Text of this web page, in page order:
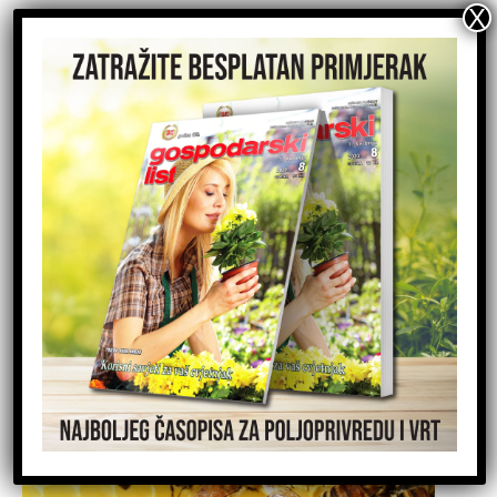
NOVE OBJAVE
Podsjetnik o rokovima za podnošenje Zahtjeva za isplatu u
sektoru pčelarstva za 2026.